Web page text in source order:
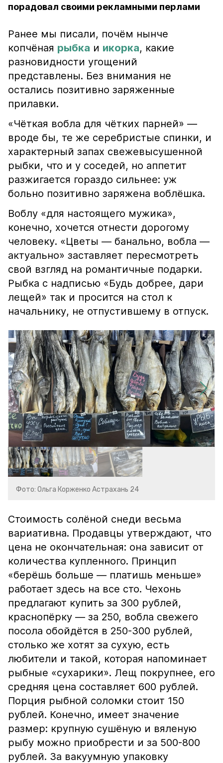
порадовал своими рекламными перлами
Ранее мы писали, почём нынче
копчёная рыбка и икорка, какие
разновидности угощений
представлены. Без внимания не
остались позитивно заряженные
прилавки.
«Чёткая вобла для чётких парней» —
вроде бы, те же серебристые спинки, и
характерный запах свежевысушенной
рыбки, что и у соседей, но аппетит
разжигается гораздо сильнее: уж
больно позитивно заряжена воблёшка.
Воблу «для настоящего мужика»,
конечно, хочется отнести дорогому
человеку. «Цветы — банально, вобла —
актуально» заставляет пересмотреть
свой взгляд на романтичные подарки.
Рыбка с надписью «Будь добрее, дари
лещей» так и просится на стол к
начальнику, не отпустившему в отпуск.
Фото: Ольга Корженко Астрахань 24
Стоимость солёной снеди весьма
вариативна. Продавцы утверждают, что
цена не окончательная: она зависит от
количества купленного. Принцип
«берёшь больше — платишь меньше»
работает здесь на все сто. Чехонь
предлагают купить за 300 рублей,
краснопёрку — за 250, вобла свежего
посола обойдётся в 250-300 рублей,
столько же хотят за сухую, есть
любители и такой, которая напоминает
рыбные «сухарики». Лещ покрупнее, его
средняя цена составляет 600 рублей.
Порция рыбной соломки стоит 150
рублей. Конечно, имеет значение
размер: крупную сушёную и вяленую
рыбу можно приобрести и за 500-800
рублей. За вакуумную упаковку